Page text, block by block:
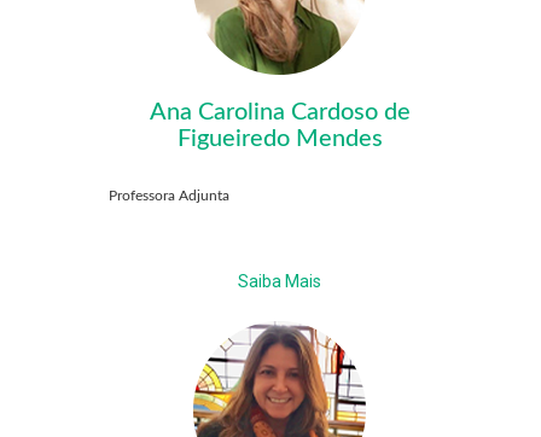
Ana Carolina Cardoso de
Figueiredo Mendes
Professora Adjunta
Saiba Mais